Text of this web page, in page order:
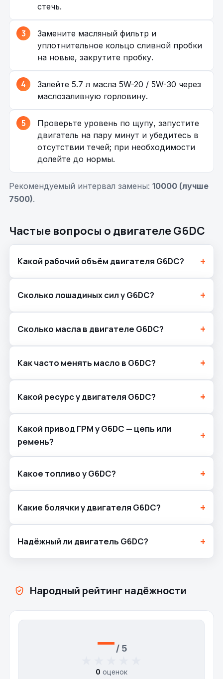
стечь.
Замените масляный фильтр и
уплотнительное кольцо сливной пробки
на новые, закрутите пробку.
Залейте 5.7 л масла 5W-20 / 5W-30 через
маслозаливную горловину.
Проверьте уровень по щупу, запустите
двигатель на пару минут и убедитесь в
отсутствии течей; при необходимости
долейте до нормы.
Рекомендуемый интервал замены: 10000 (лучше
7500).
Частые вопросы о двигателе G6DC
Какой рабочий объём двигателя G6DC?
Сколько лошадиных сил у G6DC?
Сколько масла в двигателе G6DC?
Как часто менять масло в G6DC?
Какой ресурс у двигателя G6DC?
Какой привод ГРМ у G6DC — цепь или
ремень?
Какое топливо у G6DC?
Какие болячки у двигателя G6DC?
Надёжный ли двигатель G6DC?
Народный рейтинг надёжности
—/ 5
0 оценок